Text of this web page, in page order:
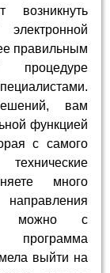
возникнуть
правильным
процедуре
вам
функцией
с самого
много
можно с
выйти на